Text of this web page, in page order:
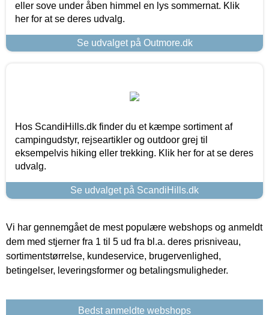
eller sove under åben himmel en lys sommernat. Klik
her for at se deres udvalg.
Se udvalget på Outmore.dk
Hos ScandiHills.dk finder du et kæmpe sortiment af
campingudstyr, rejseartikler og outdoor grej til
eksempelvis hiking eller trekking. Klik her for at se deres
udvalg.
Se udvalget på ScandiHills.dk
Vi har gennemgået de mest populære webshops og anmeldt
dem med stjerner fra 1 til 5 ud fra bl.a. deres prisniveau,
sortimentstørrelse, kundeservice, brugervenlighed,
betingelser, leveringsformer og betalingsmuligheder.
Bedst anmeldte webshops